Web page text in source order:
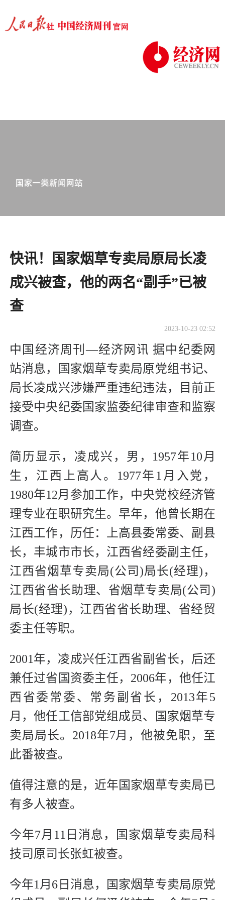
快讯！国家烟草专卖局原局长凌
成兴被查，他的两名“副手”已被
查
2023-10-23 02:52
中国经济周刊—经济网讯 据中纪委网
站消息，国家烟草专卖局原党组书记、
局长凌成兴涉嫌严重违纪违法，目前正
接受中央纪委国家监委纪律审查和监察
调查。
简历显示，凌成兴，男，1957年10月
生，江西上高人。1977年1月入党，
1980年12月参加工作，中央党校经济管
理专业在职研究生。早年，他曾长期在
江西工作，历任：上高县委常委、副县
长，丰城市市长，江西省经委副主任，
江西省烟草专卖局(公司)局长(经理)，
江西省省长助理、省烟草专卖局(公司)
局长(经理)，江西省省长助理、省经贸
委主任等职。
2001年，凌成兴任江西省副省长，后还
兼任过省国资委主任，2006年，他任江
西省委常委、常务副省长，2013年5
月，他任工信部党组成员、国家烟草专
卖局局长。2018年7月，他被免职，至
此番被查。
值得注意的是，近年国家烟草专卖局已
有多人被查。
今年7月11日消息，国家烟草专卖局科
技司原司长张虹被查。
今年1月6日消息，国家烟草专卖局原党